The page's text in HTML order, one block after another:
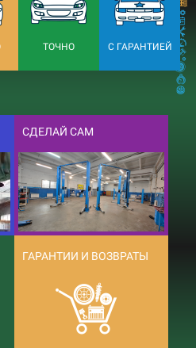
ТОЧНО С ГАРАНТИЕЙ
СДЕЛАЙ САМ
ГАРАНТИИ И ВОЗВРАТЫ